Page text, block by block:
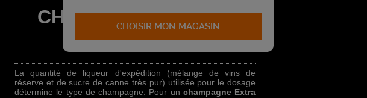
CHOISIR MON MAGASIN
CHAMPAGNE EXTRA
BRUT
La quantité de liqueur d'expédition (mélange de vins de
réserve et de sucre de canne très pur) utilisée pour le dosage
détermine le type de champagne. Pour un champagne Extra